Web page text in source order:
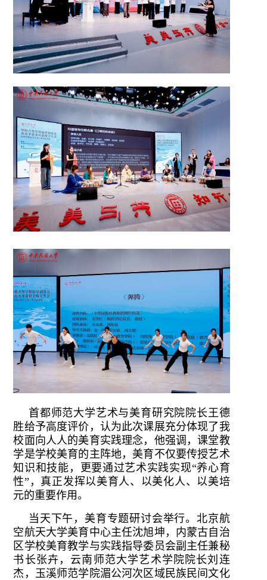
首都师范大学艺术与美育研究院院长王德
胜给予高度评价，认为此次课展充分体现了我
校面向人人的美育实践理念，他强调，课堂教
学是学校美育的主阵地，美育不仅要传授艺术
知识和技能，更要通过艺术实践实现“养心育
性”，真正发挥以美育人、以美化人、以美培
元的重要作用。
当天下午，美育专题研讨会举行。北京航
空航天大学美育中心主任沈旭坤，内蒙古自治
区学校美育教学与实践指导委员会副主任兼秘
书长张卉，云南师范大学艺术学院院长刘连
杰，玉溪师范学院湄公河次区域民族民间文化